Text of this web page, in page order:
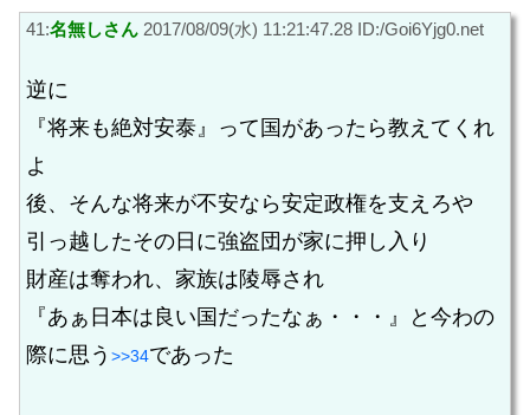
41:名無しさん 2017/08/09(水) 11:21:47.28 ID:/Goi6Yjg0.net
逆に
『将来も絶対安泰』って国があったら教えてくれ
よ
後、そんな将来が不安なら安定政権を支えろや
引っ越したその日に強盗団が家に押し入り
財産は奪われ、家族は陵辱され
『あぁ日本は良い国だったなぁ・・・』と今わの
際に思う >>34であった